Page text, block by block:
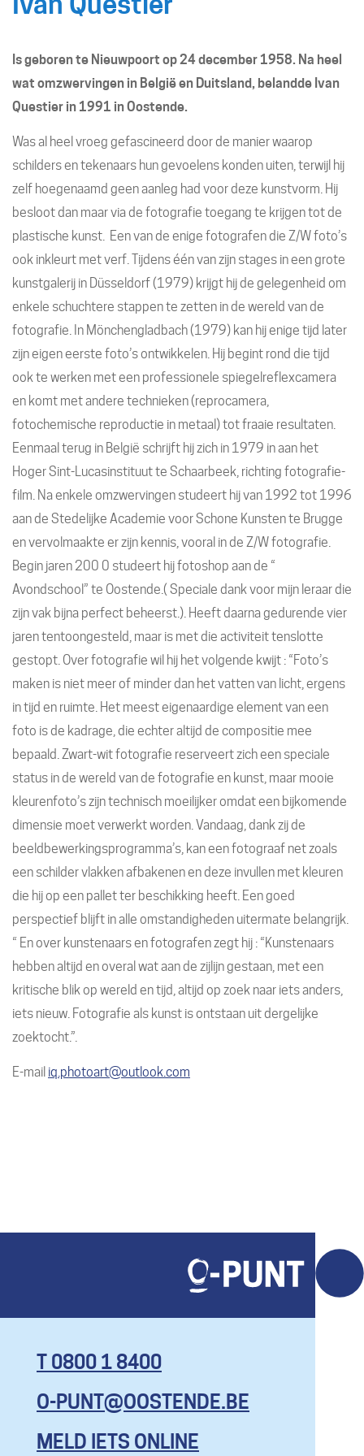
Is geboren te Nieuwpoort op 24 december 1958. Na heel
wat omzwervingen in België en Duitsland, belandde Ivan
Questier in 1991 in Oostende.
Was al heel vroeg gefascineerd door de manier waarop
schilders en tekenaars hun gevoelens konden uiten, terwijl hij
zelf hoegenaamd geen aanleg had voor deze kunstvorm. Hij
besloot dan maar via de fotografie toegang te krijgen tot de
plastische kunst. Een van de enige fotografen die Z/W foto’s
ook inkleurt met verf. Tijdens één van zijn stages in een grote
kunstgalerij in Düsseldorf (1979) krijgt hij de gelegenheid om
enkele schuchtere stappen te zetten in de wereld van de
fotografie. In Mönchengladbach (1979) kan hij enige tijd later
zijn eigen eerste foto’s ontwikkelen. Hij begint rond die tijd
ook te werken met een professionele spiegelreflexcamera
en komt met andere technieken (reprocamera,
fotochemische reproductie in metaal) tot fraaie resultaten.
Eenmaal terug in België schrijft hij zich in 1979 in aan het
Hoger Sint-Lucasinstituut te Schaarbeek, richting fotografie-
film. Na enkele omzwervingen studeert hij van 1992 tot 1996
aan de Stedelijke Academie voor Schone Kunsten te Brugge
en vervolmaakte er zijn kennis, vooral in de Z/W fotografie.
Begin jaren 200 0 studeert hij fotoshop aan de “
Avondschool” te Oostende.( Speciale dank voor mijn leraar die
zijn vak bijna perfect beheerst.). Heeft daarna gedurende vier
jaren tentoongesteld, maar is met die activiteit tenslotte
gestopt. Over fotografie wil hij het volgende kwijt : “Foto’s
maken is niet meer of minder dan het vatten van licht, ergens
in tijd en ruimte. Het meest eigenaardige element van een
foto is de kadrage, die echter altijd de compositie mee
bepaald. Zwart-wit fotografie reserveert zich een speciale
status in de wereld van de fotografie en kunst, maar mooie
kleurenfoto’s zijn technisch moeilijker omdat een bijkomende
dimensie moet verwerkt worden. Vandaag, dank zij de
beeldbewerkingsprogramma’s, kan een fotograaf net zoals
een schilder vlakken afbakenen en deze invullen met kleuren
die hij op een pallet ter beschikking heeft. Een goed
perspectief blijft in alle omstandigheden uitermate belangrijk.
“ En over kunstenaars en fotografen zegt hij : “Kunstenaars
hebben altijd en overal wat aan de zijlijn gestaan, met een
kritische blik op wereld en tijd, altijd op zoek naar iets anders,
iets nieuw. Fotografie als kunst is ontstaan uit dergelijke
zoektocht.”.
E-mail iq.photoart@outlook.com
KOM HIER
MET AL JE
T 0800 1 8400
O-PUNT@OOSTENDE.BE
MELD IETS ONLINE